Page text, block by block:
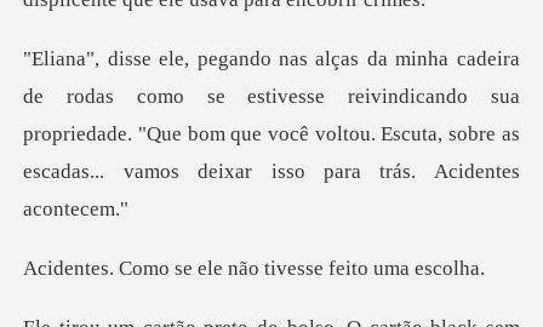
estivesse reivindicando sua
propriedade. "Que bom que você voltou. Escu
e ele não tivesse